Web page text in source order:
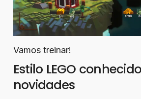
Vamos treinar!
Estilo LEGO
novidades